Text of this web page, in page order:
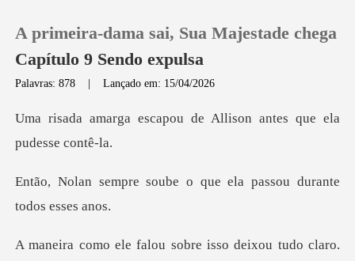
0
Histórico
A primeira-dama sai, Sua Majestade chega
Capítulo 9 Sendo expulsa
Palavras: 878 |Lançado em: 15/04/2026
ou de Allison antes que
be o que ela passou dur
re isso deixou tudo claro.